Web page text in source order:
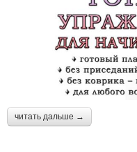
читать дальше →